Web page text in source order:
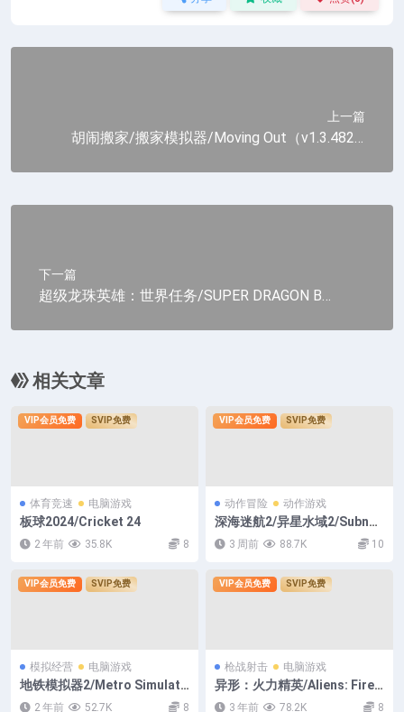
上一篇
胡闹搬家/搬家模拟器/Moving Out（v1.3.4825.
下一篇
超级龙珠英雄：世界任务/SUPER DRAGON BA
相关文章
VIP会员免费 SVIP免费
体育竞速 电脑游戏
板球2024/Cricket 24
2 年前 35.8K 8
VIP会员免费 SVIP免费
动作冒险 动作游戏
深海迷航2/异星水域2/Subnau
tica 2
3 周前 88.7K 10
VIP会员免费 SVIP免费
模拟经营 电脑游戏
地铁模拟器2/Metro Simulato
r 2
2 年前 52.7K 8
VIP会员免费 SVIP免费
枪战射击 电脑游戏
异形：火力精英/Aliens: Firet
eam Elite/支持网络联机
3 年前 78.2K 8